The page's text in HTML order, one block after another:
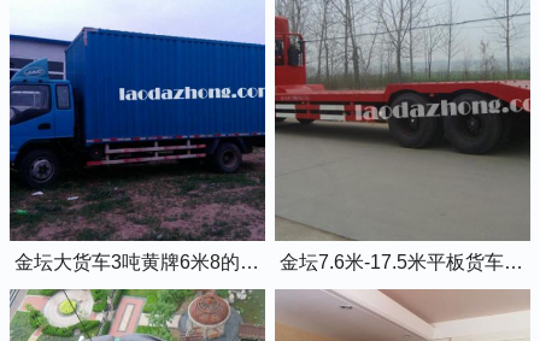
金坛大货车3吨黄牌6米8的厢式货车 金坛7.6米-17.5米平板货车出租